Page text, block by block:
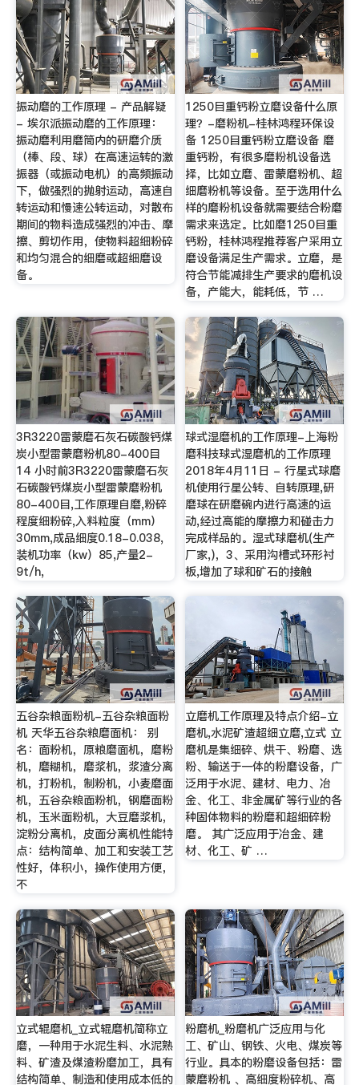
振动磨的工作原理 - 产品解疑
- 埃尔派振动磨的工作原理：
振动磨利用磨筒内的研磨介质
（棒、段、球）在高速运转的激
振器（或振动电机）的高频振动
下，做强烈的抛射运动，高速自
转运动和慢速公转运动，对散布
期间的物料造成强烈的冲击、摩
擦、剪切作用，使物料超细粉碎
和均匀混合的细磨或超细磨设
备。
1250目重钙粉立磨设备什么原
理？-磨粉机-桂林鸿程环保设
备 1250目重钙粉立磨设备 磨
重钙粉，有很多磨粉机设备选
择，比如立磨、雷蒙磨粉机、超
细磨粉机等设备。至于选用什么
样的磨粉机设备就需要结合粉磨
需求来选定。比如磨1250目重
钙粉，桂林鸿程推荐客户采用立
磨设备满足生产需求。立磨，是
符合节能减排生产要求的磨机设
备，产能大，能耗低，节 …
3R3220雷蒙磨石灰石碳酸钙煤
炭小型雷蒙磨粉机80-400目
14 小时前3R3220雷蒙磨石灰
石碳酸钙煤炭小型雷蒙磨粉机
80-400目,工作原理自磨,粉碎
程度细粉碎,入料粒度（mm）
30mm,成品细度0.18-0.038,
装机功率（kw）85,产量2-
9t/h,
球式湿磨机的工作原理-上海粉
磨科技球式湿磨机的工作原理
2018年4月11日 - 行星式球磨
机使用行星公转、自转原理,研
磨球在研磨碗内进行高速的运
动,经过高能的摩擦力和碰击力
完成样品的。湿式球磨机(生产
厂家,)，3、采用沟槽式环形衬
板,增加了球和矿石的接触
五谷杂粮面粉机-五谷杂粮面粉
机 天华五谷杂粮磨面机： 别
名：面粉机，原粮磨面机，磨粉
机，磨糊机，磨浆机，浆渣分离
机，打粉机，制粉机，小麦磨面
机，五谷杂粮面粉机，钢磨面粉
机，玉米面粉机，大豆磨浆机，
淀粉分离机，皮面分离机性能特
点：结构简单、加工和安装工艺
性好，体积小，操作使用方便，
不
立磨机工作原理及特点介绍-立
磨机,水泥矿渣超细立磨,立式 立
磨机是集细碎、烘干、粉磨、选
粉、输送于一体的粉磨设备，广
泛用于水泥、建材、电力、冶
金、化工、非金属矿等行业的各
种固体物料的粉磨和超细碎粉
磨。 其广泛应用于冶金、建
材、化工、矿 …
立式辊磨机_立式辊磨机简称立
磨，一种用于水泥生料、水泥熟
料、矿渣及煤渣粉磨加工，具有
结构简单、制造和使用成本低的
粉磨机_粉磨机广泛应用与化
工、矿山、钢铁、火电、煤炭等
行业。具本的粉磨设备包括：雷
蒙磨粉机 、高细度粉碎机、高